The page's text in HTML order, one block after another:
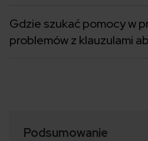
Gdzie szukać pomocy w
problemów z klauzulami
Podsumowanie